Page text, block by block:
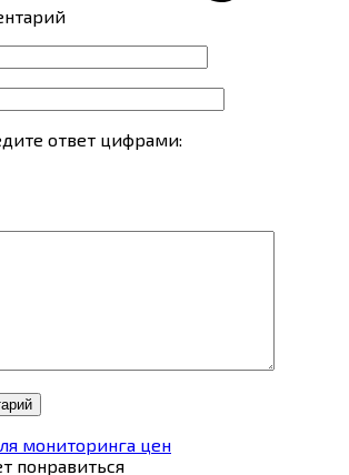
ответ цифрами:
понравиться